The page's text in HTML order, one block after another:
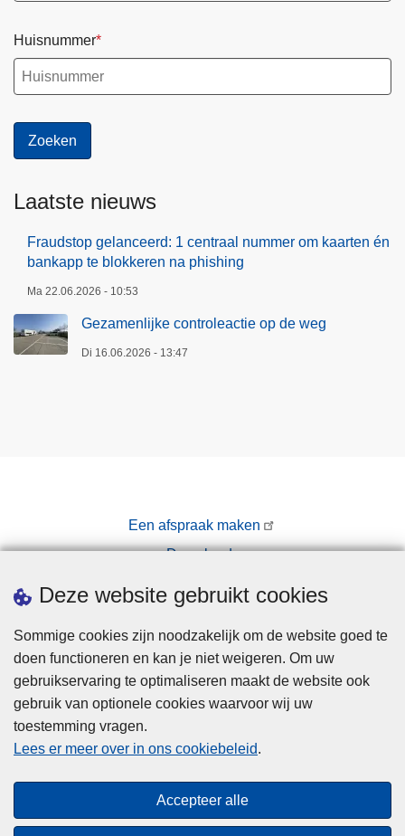
Deze website gebruikt cookies
Sommige cookies zijn noodzakelijk om de website goed te
doen functioneren en kan je niet weigeren. Om uw
gebruikservaring te optimaliseren maakt de website ook
gebruik van optionele cookies waarvoor wij uw
toestemming vragen.
Lees er meer over in ons cookiebeleid.
Accepteer alle
Huisnummer
Laatste nieuws
Fraudstop gelanceerd: 1 centraal nummer om kaarten én
bankapp te blokkeren na phishing
Ma 22.06.2026 - 10:53
Gezamenlijke controleactie op de weg
Di 16.06.2026 - 13:47
Een afspraak maken
Downloads
Pers
Privacy
Cookies
Toegankelijkheid